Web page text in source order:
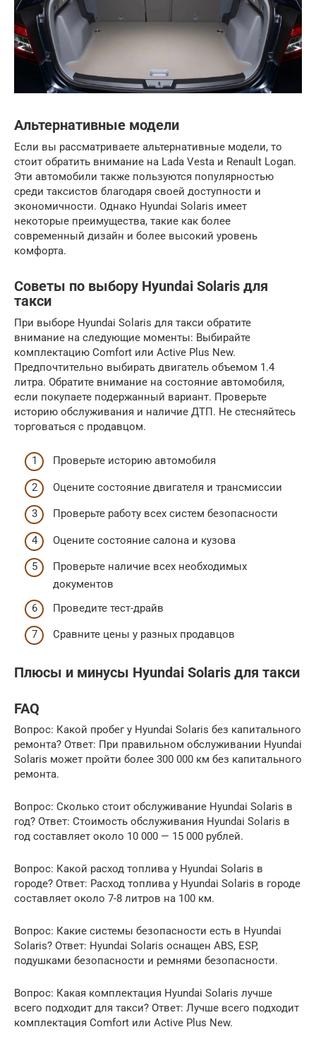
Альтернативные модели
Если вы рассматриваете альтернативные модели, то
стоит обратить внимание на Lada Vesta и Renault Logan.
Эти автомобили также пользуются популярностью
среди таксистов благодаря своей доступности и
экономичности. Однако Hyundai Solaris имеет
некоторые преимущества, такие как более
современный дизайн и более высокий уровень
комфорта.
Советы по выбору Hyundai Solaris для
такси
При выборе Hyundai Solaris для такси обратите
внимание на следующие моменты: Выбирайте
комплектацию Comfort или Active Plus New.
Предпочтительно выбирать двигатель объемом 1.4
литра. Обратите внимание на состояние автомобиля,
если покупаете подержанный вариант. Проверьте
историю обслуживания и наличие ДТП. Не стесняйтесь
торговаться с продавцом.
Проверьте историю автомобиля
Оцените состояние двигателя и трансмиссии
Проверьте работу всех систем безопасности
Оцените состояние салона и кузова
Проверьте наличие всех необходимых
документов
Проведите тест-драйв
Сравните цены у разных продавцов
Плюсы и минусы Hyundai Solaris для такси
FAQ
Вопрос: Какой пробег у Hyundai Solaris без капитального
ремонта? Ответ: При правильном обслуживании Hyundai
Solaris может пройти более 300 000 км без капитального
ремонта.
Вопрос: Сколько стоит обслуживание Hyundai Solaris в
год? Ответ: Стоимость обслуживания Hyundai Solaris в
год составляет около 10 000 — 15 000 рублей.
Вопрос: Какой расход топлива у Hyundai Solaris в
городе? Ответ: Расход топлива у Hyundai Solaris в городе
составляет около 7-8 литров на 100 км.
Вопрос: Какие системы безопасности есть в Hyundai
Solaris? Ответ: Hyundai Solaris оснащен ABS, ESP,
подушками безопасности и ремнями безопасности.
Вопрос: Какая комплектация Hyundai Solaris лучше
всего подходит для такси? Ответ: Лучше всего подходит
комплектация Comfort или Active Plus New.